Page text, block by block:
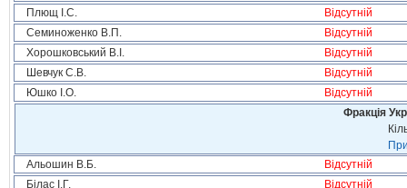
Плющ І.С.
Відсутній
Семиноженко В.П.
Відсутній
Хорошковський В.І.
Відсутній
Шевчук С.В.
Відсутній
Юшко І.О.
Відсутній
Фракція
Альошин В.Б.
Відсутній
Білас І.Г.
Відсутній